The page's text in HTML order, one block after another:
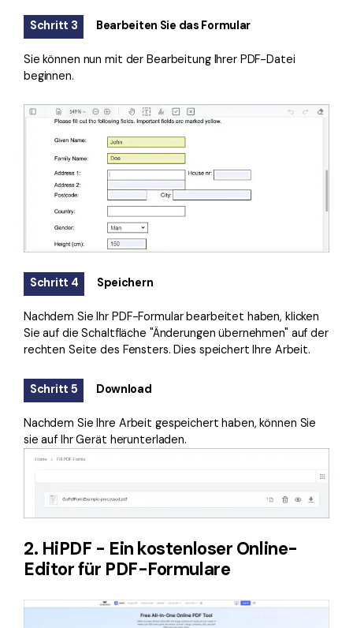
Schritt 3 Bearbeiten Sie das Formular
Sie können nun mit der Bearbeitung Ihrer PDF-Datei
beginnen.
Schritt 4 Speichern
Nachdem Sie Ihr PDF-Formular bearbeitet haben, klicken
Sie auf die Schaltfläche "Änderungen übernehmen" auf der
rechten Seite des Fensters. Dies speichert Ihre Arbeit.
Schritt 5 Download
Nachdem Sie Ihre Arbeit gespeichert haben, können Sie
sie auf Ihr Gerät herunterladen.
2. HiPDF - Ein kostenloser Online-
Editor für PDF-Formulare